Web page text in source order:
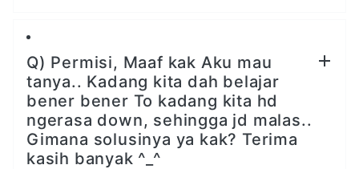
Q) Permisi, Maaf kak Aku mau
tanya.. Kadang kita dah belajar
bener bener To kadang kita hd
ngerasa down, sehingga jd malas..
Gimana solusinya ya kak? Terima
kasih banyak ^_^